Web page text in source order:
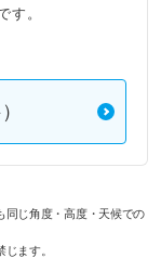
す。
じ角度・高度・天候での
ます。